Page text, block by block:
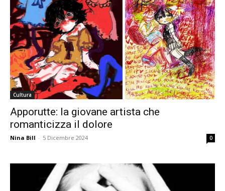
Cultura
Apporutte: la giovane artista che
romanticizza il dolore
Nina Bill - 5 Dicembre 2024 0